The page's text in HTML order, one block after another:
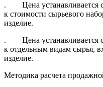
. Цена устанавливается
к стоимости сырьевого
изделие.
. Цена устанавливается
к отдельным видам сырья,
изделие.
Методика расчета